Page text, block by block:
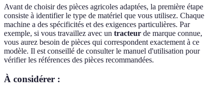
Avant de choisir des pièces agricoles adaptées, la première étape
consiste à identifier le type de matériel que vous utilisez. Chaque
machine a des spécificités et des exigences particulières. Par
exemple, si vous travaillez avec un tracteur de marque connue,
vous aurez besoin de pièces qui correspondent exactement à ce
modèle. Il est conseillé de consulter le manuel d'utilisation pour
vérifier les références des pièces recommandées.
À considérer :